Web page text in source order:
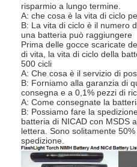
Casa
Prodotti
Circa noi
risparmio a lungo termine.
A: che cosa è la vita di ciclo
B: La vita di ciclo è il numero
una batteria può raggiungere
Prima delle gocce scaricate
di vita, la vita di ciclo della
500 cicli
A: Che cosa è il servizio di
B: Forniamo alla garanzia di
consegna e a 0,1% pezzi di
A: Come consegnate la
B: Possiamo fare la
batteria di NICAD con MSDS
lettera. Sono solitamente
spedizione.